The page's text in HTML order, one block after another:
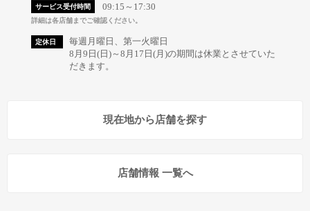
サービス受付時間 09:15～17:30
詳細は各店舗までご確認ください。
定休日
毎週月曜日、第一火曜日
8月9日(日)～8月17日(月)の期間は休業とさせていた
だきます。
現在地から店舗を探す
店舗情報 一覧へ